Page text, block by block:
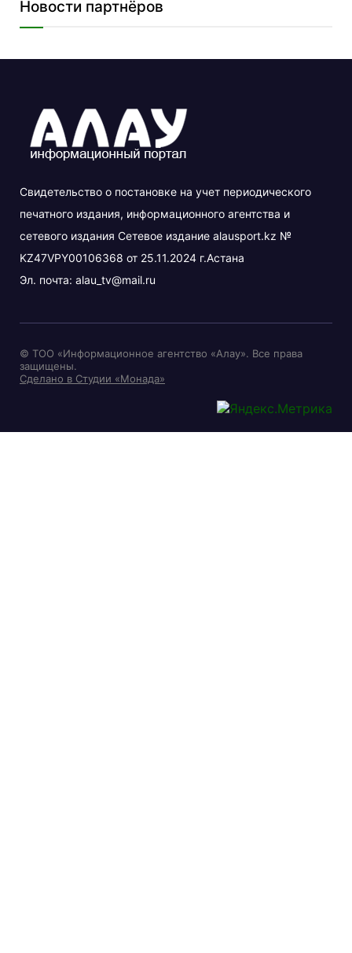
Новости партнёров
Свидетельство о постановке на учет периодического
печатного издания, информационного агентства и
сетевого издания Сетевое издание alausport.kz №
KZ47VPY00106368 от 25.11.2024 г.Астана
Эл. почта: alau_tv@mail.ru
© ТОО «Информационное агентство «Алау». Все права
защищены.
Сделано в Студии «Монада»